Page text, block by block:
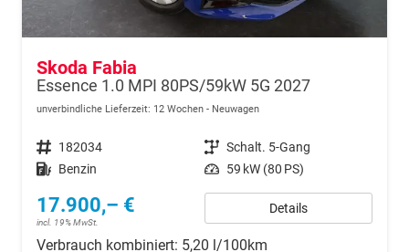
Skoda Fabia
Essence 1.0 MPI 80PS/59kW 5G 2027
unverbindliche Lieferzeit: 12 Wochen Neuwagen
Fahrzeugnr. 182034 Getriebe Schalt. 5-Gang
Kraftstoff Benzin Leistung 59 kW (80 PS)
17.900,– €
incl. 19% MwSt.
Details
Verbrauch kombiniert: 5,20 l/100km